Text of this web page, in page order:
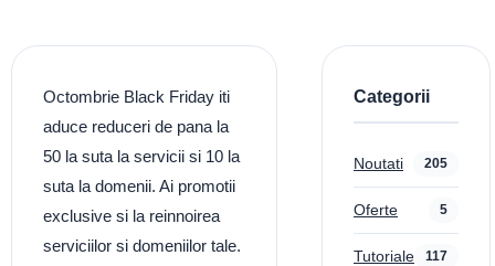
Octombrie Black Friday iti
aduce reduceri de pana la
50 la suta la servicii si 10 la
suta la domenii. Ai promotii
exclusive si la reinnoirea
serviciilor si domeniilor tale.
Categorii
Noutati 205
Oferte 5
Tutoriale 117